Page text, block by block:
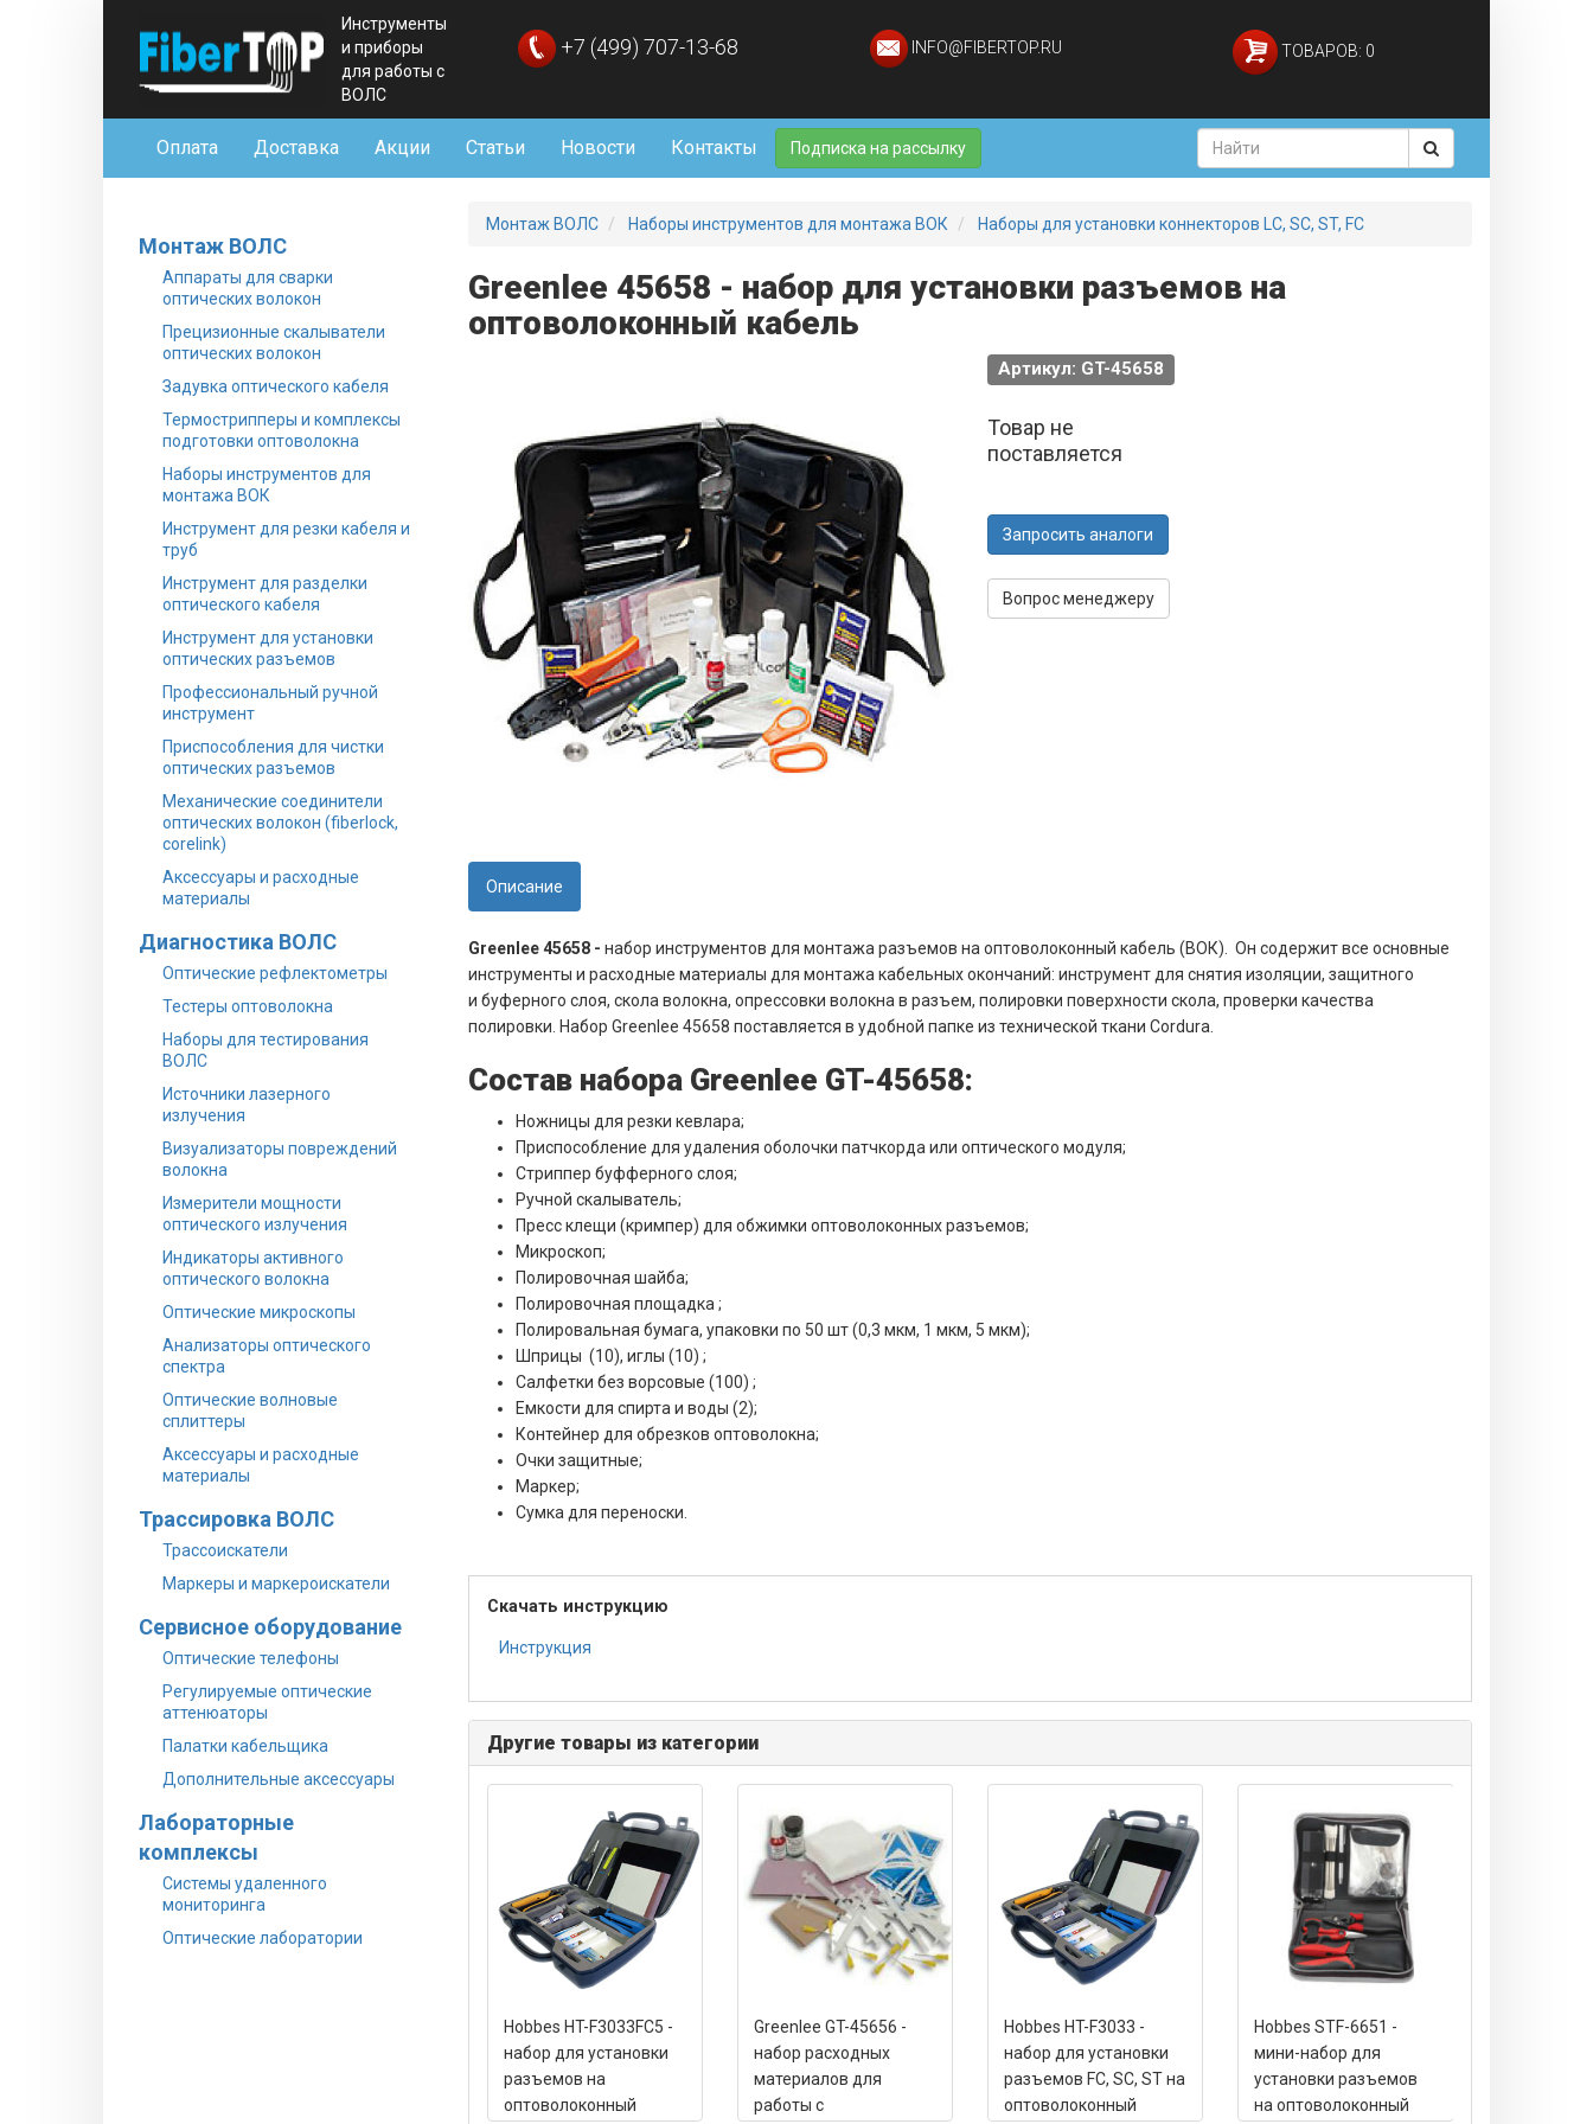
Инструменты
и приборы
для работы с
ВОЛС
+7 (499) 707-13-68 INFO@FIBERTOP.RU ТОВАРОВ: 0
Оплата Доставка Акции Статьи Новости Контакты Подписка на рассылку
Монтаж ВОЛС
Аппараты для сварки
оптических волокон
Прецизионные скалыватели
оптических волокон
Задувка оптического кабеля
Термострипперы и комплексы
подготовки оптоволокна
Наборы инструментов для
монтажа ВОК
Инструмент для резки кабеля и
труб
Инструмент для разделки
оптического кабеля
Инструмент для установки
оптических разъемов
Профессиональный ручной
инструмент
Приспособления для чистки
оптических разъемов
Механические соединители
оптических волокон (fiberlock,
corelink)
Аксессуары и расходные
материалы
Диагностика ВОЛС
Оптические рефлектометры
Тестеры оптоволокна
Наборы для тестирования
ВОЛС
Источники лазерного
излучения
Визуализаторы повреждений
волокна
Измерители мощности
оптического излучения
Индикаторы активного
оптического волокна
Оптические микроскопы
Анализаторы оптического
спектра
Оптические волновые
сплиттеры
Аксессуары и расходные
материалы
Трассировка ВОЛС
Трассоискатели
Маркеры и маркероискатели
Сервисное оборудование
Оптические телефоны
Регулируемые оптические
аттенюаторы
Палатки кабельщика
Дополнительные аксессуары
Лабораторные
комплексы
Системы удаленного
мониторинга
Оптические лаборатории
Монтаж ВОЛС Наборы инструментов для монтажа ВОК Наборы для установки коннекторов LC, SC, ST, FC
Greenlee 45658 - набор для установки разъемов на
оптоволоконный кабель
Артикул: GT-45658
Товар не
поставляется
Запросить аналоги
Вопрос менеджеру
Описание
Greenlee 45658 - набор инструментов для монтажа разъемов на оптоволоконный кабель (ВОК). Он содержит все основные
инструменты и расходные материалы для монтажа кабельных окончаний: инструмент для снятия изоляции, защитного
и буферного слоя, скола волокна, опрессовки волокна в разъем, полировки поверхности скола, проверки качества
полировки. Набор Greenlee 45658 поставляется в удобной папке из технической ткани Cordura.
Состав набора Greenlee GT-45658:
Ножницы для резки кевлара;
Приспособление для удаления оболочки патчкорда или оптического модуля;
Стриппер буфферного слоя;
Ручной скалыватель;
Пресс клещи (кримпер) для обжимки оптоволоконных разъемов;
Микроскоп;
Полировочная шайба;
Полировочная площадка ;
Полировальная бумага, упаковки по 50 шт (0,3 мкм, 1 мкм, 5 мкм);
Шприцы (10), иглы (10) ;
Салфетки без ворсовые (100) ;
Емкости для спирта и воды (2);
Контейнер для обрезков оптоволокна;
Очки защитные;
Маркер;
Сумка для переноски.
Скачать инструкцию
Инструкция
Другие товары из категории
Hobbes HT-F3033FC5 -
набор для установки
разъемов на
оптоволоконный
Greenlee GT-45656 -
набор расходных
материалов для
работы с
Hobbes HT-F3033 -
набор для установки
разъемов FC, SC, ST на
оптоволоконный
Hobbes STF-6651 -
мини-набор для
установки разъемов
на оптоволоконный